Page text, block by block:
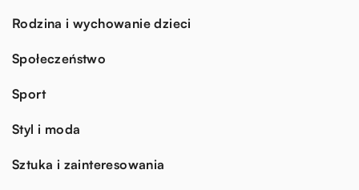
Rodzina i wychowanie dzieci
Społeczeństwo
Sport
Styl i moda
Sztuka i zainteresowania